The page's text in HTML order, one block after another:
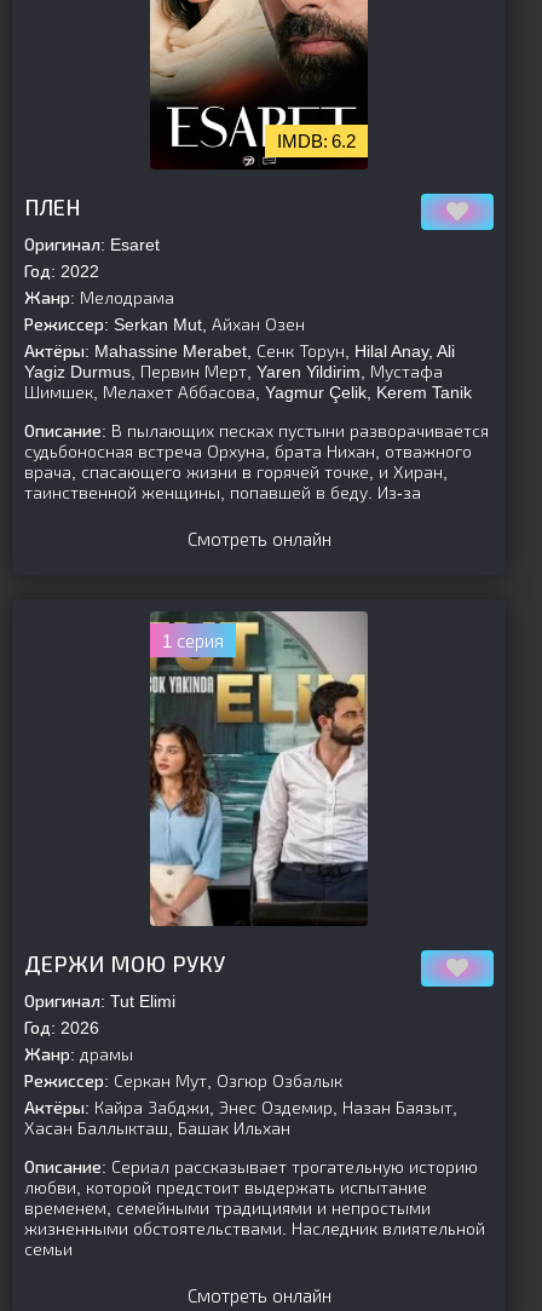
6.2
ПЛЕН
Оригинал: Esaret
Год: 2022
Жанр: Мелодрама
Режиссер: Serkan Mut, Айхан Озен
Актёры: Mahassine Merabet, Сенк Торун, Hilal Anay, Ali
Yagiz Durmus, Первин Мерт, Yaren Yildirim, Мустафа
Шимшек, Мелахет Аббасова, Yagmur Çelik, Kerem Tanik
Описание: В пылающих песках пустыни разворачивается
судьбоносная встреча Орхуна, брата Нихан, отважного
врача, спасающего жизни в горячей точке, и Хиран,
таинственной женщины, попавшей в беду. Из-за
Смотреть онлайн
1 серия
ДЕРЖИ МОЮ РУКУ
Оригинал: Tut Elimi
Год: 2026
Жанр: драмы
Режиссер: Серкан Мут, Озгюр Озбалык
Актёры: Кайра Забджи, Энес Оздемир, Назан Баязыт,
Хасан Баллыкташ, Башак Ильхан
Описание: Сериал рассказывает трогательную историю
любви, которой предстоит выдержать испытание
временем, семейными традициями и непростыми
жизненными обстоятельствами. Наследник влиятельной
семьи
Смотреть онлайн